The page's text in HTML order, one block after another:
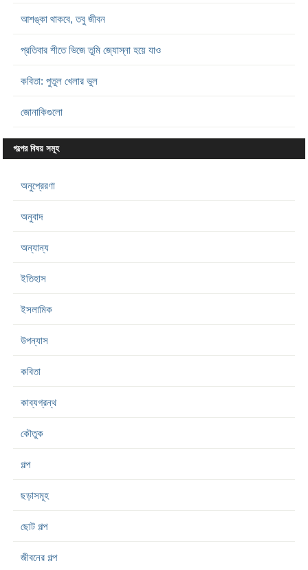
আশঙ্কা থাকবে, তবু জীবন
প্রতিবার শীতে ভিজে তুমি জ্যোস্না হয়ে যাও
কবিতা: পুতুল খেলার ভুল
জোনাকিগুলো
গল্পের বিষয় সমূহ
অনুপ্রেরণা
অনুবাদ
অন্যান্য
ইতিহাস
ইসলামিক
উপন্যাস
কবিতা
কাব্যগ্রন্থ
কৌতুক
গল্প
ছড়াসমূহ
ছোট গল্প
জীবনের গল্প